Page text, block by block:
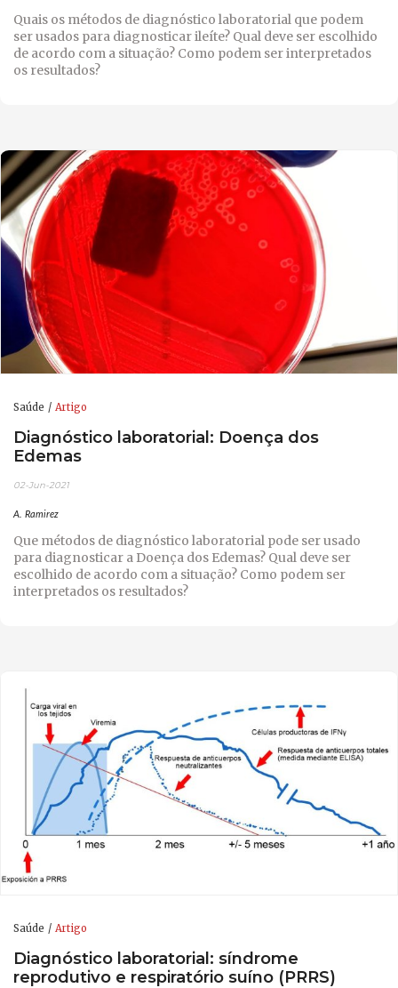
Quais os métodos de diagnóstico laboratorial que podem
ser usados para diagnosticar ileíte? Qual deve ser escolhido
de acordo com a situação? Como podem ser interpretados
os resultados?
Saúde Artigo
Diagnóstico laboratorial: Doença dos
Edemas
02-Jun-2021
A. Ramirez
Que métodos de diagnóstico laboratorial pode ser usado
para diagnosticar a Doença dos Edemas? Qual deve ser
escolhido de acordo com a situação? Como podem ser
interpretados os resultados?
Saúde Artigo
Diagnóstico laboratorial: síndrome
reprodutivo e respiratório suíno (PRRS)